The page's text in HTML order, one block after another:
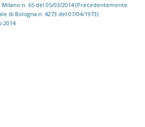
n. 65 del 05/03/2014 (Precedentemente
di Bologna n. 4273 del 07/04/1973)
2014